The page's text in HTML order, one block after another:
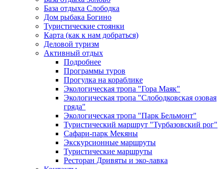
База отдыха Слободка
Дом рыбака Богино
Туристические стоянки
Карта (как к нам добраться)
Деловой туризм
Активный отдых
Подробнее
Программы туров
Прогулка на кораблике
Экологическая тропа "Гора Маяк"
Экологическая тропа "Слободковская озовая
гряда"
Экологическая тропа "Парк Бельмонт"
Туристический маршрут "Турбазовский рог"
Сафари-парк Мекяны
Экскурсионные маршруты
Туристические маршруты
Ресторан Дривяты и эко-лавка